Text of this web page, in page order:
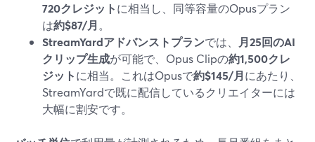
720クレジットに相当し、同等容量のOpusプラン
は約$87/月 。
StreamYardアドバンストプランでは、
月25回のAI
クリップ生成が可能で、Opus Clipの約1,500クレ
ジットに相当。これはOpusで約$145/月にあたり、
StreamYardで既に配信しているクリエイターには
大幅に割安です。